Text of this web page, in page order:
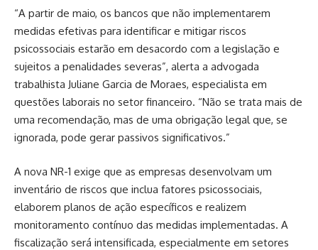
“A partir de maio, os bancos que não implementarem
medidas efetivas para identificar e mitigar riscos
psicossociais estarão em desacordo com a legislação e
sujeitos a penalidades severas”, alerta a advogada
trabalhista Juliane Garcia de Moraes, especialista em
questões laborais no setor financeiro. “Não se trata mais de
uma recomendação, mas de uma obrigação legal que, se
ignorada, pode gerar passivos significativos.”
A nova NR-1 exige que as empresas desenvolvam um
inventário de riscos que inclua fatores psicossociais,
elaborem planos de ação específicos e realizem
monitoramento contínuo das medidas implementadas. A
fiscalização será intensificada, especialmente em setores